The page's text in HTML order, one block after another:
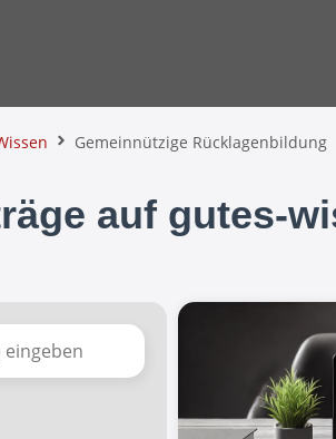
Gemeinnützige Rücklagenbildung
auf gutes-